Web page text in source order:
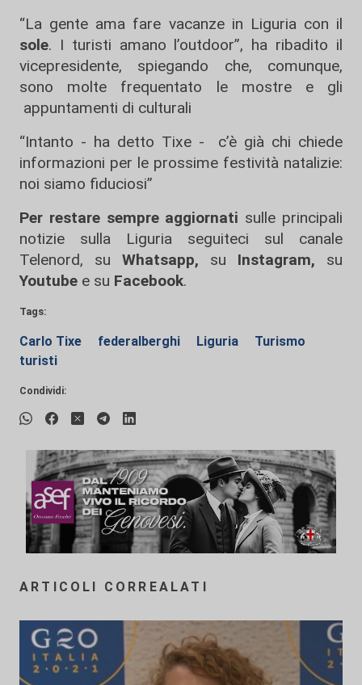
“La gente ama fare vacanze in Liguria con il
sole. I turisti amano l’outdoor”, ha ribadito il
vicepresidente, spiegando che, comunque,
sono molte frequentato le mostre e gli
appuntamenti di culturali
“Intanto - ha detto Tixe - c’è già chi chiede
informazioni per le prossime festività natalizie:
noi siamo fiduciosi”
Per restare sempre aggiornati sulle principali
notizie sulla Liguria seguiteci sul canale
Telenord, su
Whatsapp, su Instagram, su
Youtube e su Facebook.
Tags:
Carlo Tixe federalberghi Liguria
Turismo
turisti
Condividi:
ARTICOLI CORREALATI